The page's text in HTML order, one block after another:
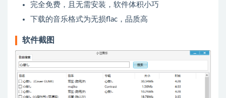
完全免费，且无需安装，软件体积小巧
下载的音乐格式为无损flac，品质高
软件截图